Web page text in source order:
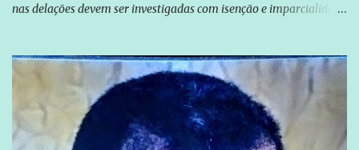
nas delações devem ser investigadas com isenção e imparcialidade
Globo manteve com o Grupo Odebrecht, citada na delação de
Emílio Odebrecht. Lula sempre atuou para promover o Brasil no
exterior, e não para promover determinadas empresas ou
empresários" Assina a nota o advogado Cristiano Zanin Martins